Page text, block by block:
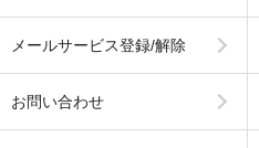
メールサービス登録/解除
お問い合わせ